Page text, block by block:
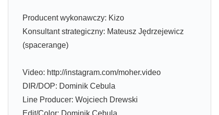
Producent wykonawczy: Kizo
Konsultant strategiczny: Mateusz Jędrzejewicz
(spacerange)
Video: http://instagram.com/moher.video
DIR/DOP: Dominik Cebula
Line Producer: Wojciech Drewski